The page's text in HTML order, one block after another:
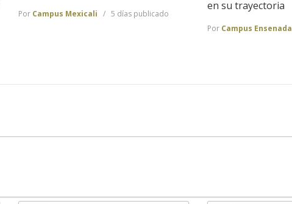
Por Campus Mexicali 5 días publicado
en su trayectoria
Por Campus Ensenada